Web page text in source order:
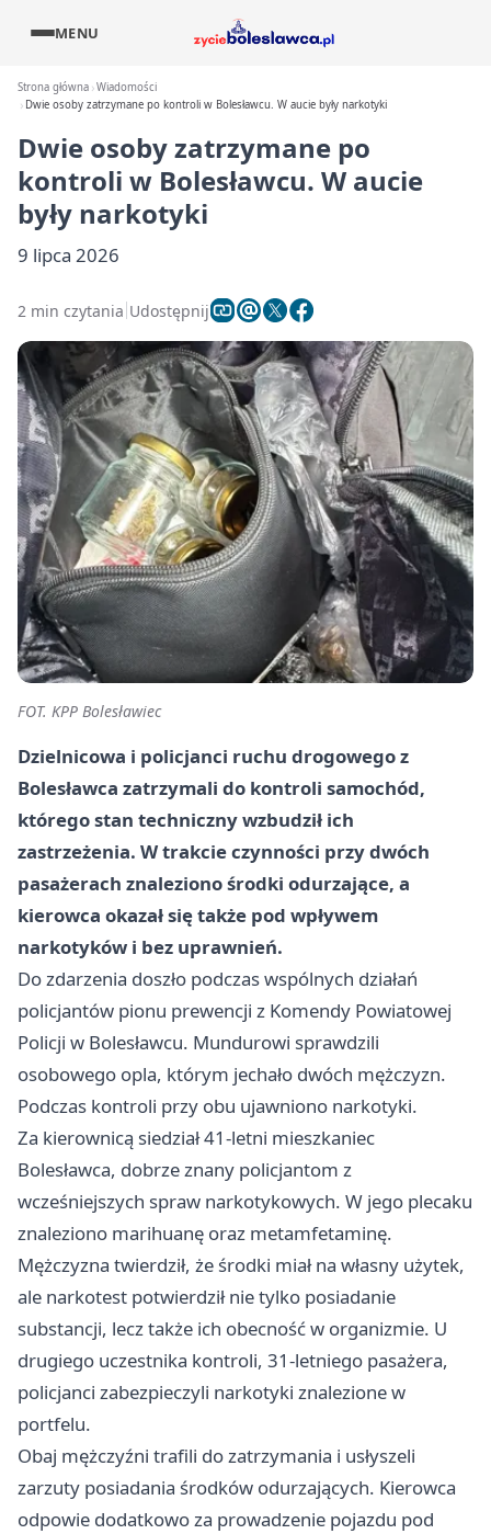
MENU
Strona główna Wiadomości
Dwie osoby zatrzymane po kontroli w Bolesławcu. W aucie były narkotyki
Dwie osoby zatrzymane po
kontroli w Bolesławcu. W aucie
były narkotyki
9 lipca 2026
2 min czytania Udostępnij
FOT. KPP Bolesławiec
Dzielnicowa i policjanci ruchu drogowego z
Bolesławca zatrzymali do kontroli samochód,
którego stan techniczny wzbudził ich
zastrzeżenia. W trakcie czynności przy dwóch
pasażerach znaleziono środki odurzające, a
kierowca okazał się także pod wpływem
narkotyków i bez uprawnień.
Do zdarzenia doszło podczas wspólnych działań
policjantów pionu prewencji z Komendy Powiatowej
Policji w Bolesławcu. Mundurowi sprawdzili
osobowego opla, którym jechało dwóch mężczyzn.
Podczas kontroli przy obu ujawniono narkotyki.
Za kierownicą siedział 41-letni mieszkaniec
Bolesławca, dobrze znany policjantom z
wcześniejszych spraw narkotykowych. W jego plecaku
znaleziono marihuanę oraz metamfetaminę.
Mężczyzna twierdził, że środki miał na własny użytek,
ale narkotest potwierdził nie tylko posiadanie
substancji, lecz także ich obecność w organizmie. U
drugiego uczestnika kontroli, 31-letniego pasażera,
policjanci zabezpieczyli narkotyki znalezione w
portfelu.
Obaj mężczyźni trafili do zatrzymania i usłyszeli
zarzuty posiadania środków odurzających. Kierowca
odpowie dodatkowo za prowadzenie pojazdu pod